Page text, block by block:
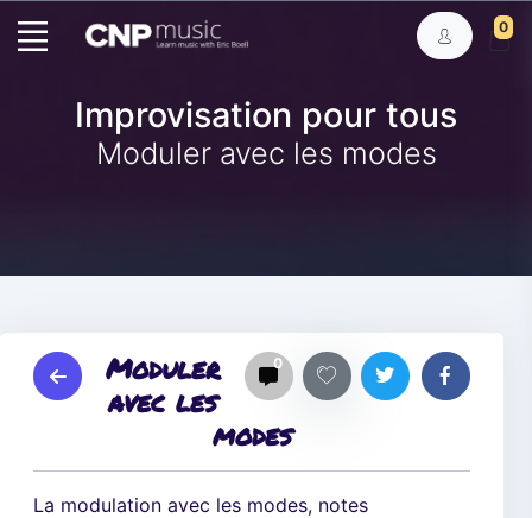
0
Improvisation pour tous
Moduler avec les modes
0
Moduler
avec les
modes
La modulation avec les modes, notes